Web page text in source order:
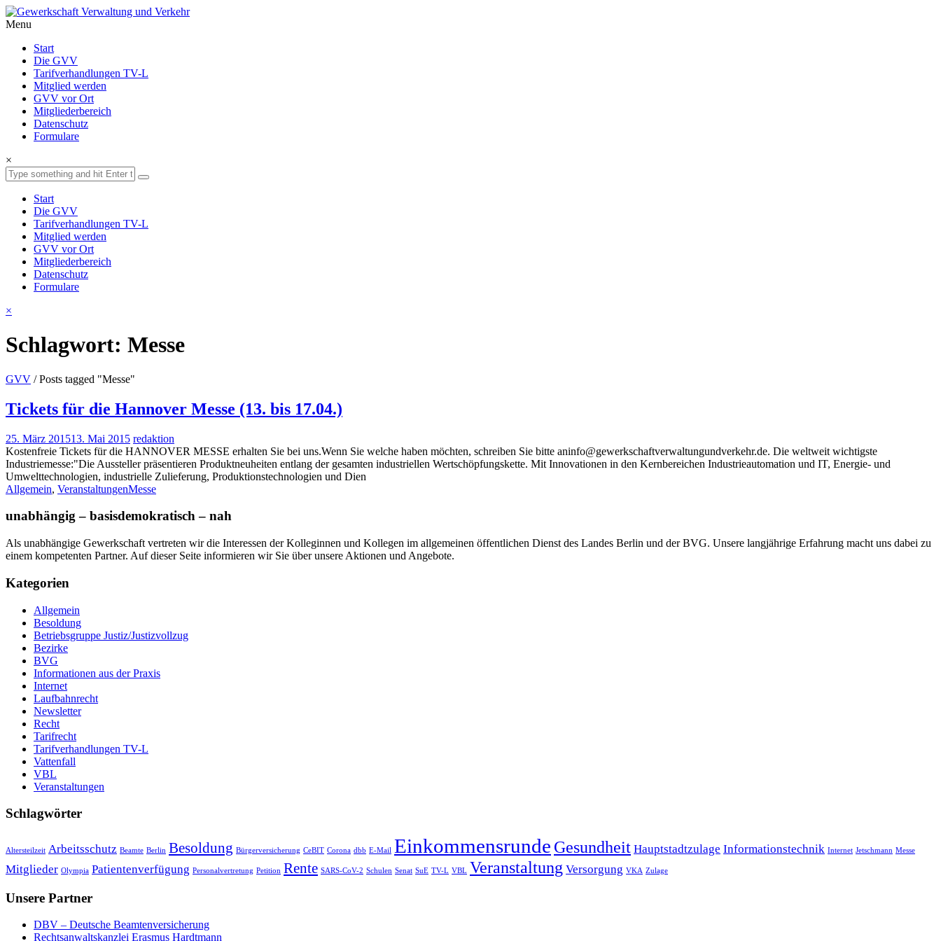
Menu
Start
Die GVV
Tarifverhandlungen TV-L
Mitglied werden
GVV vor Ort
Mitgliederbereich
Datenschutz
Formulare
×
Start
Die GVV
Tarifverhandlungen TV-L
Mitglied werden
GVV vor Ort
Mitgliederbereich
Datenschutz
Formulare
×
Schlagwort: Messe
GVV /Posts tagged "Messe"
Tickets für die Hannover Messe (13. bis 17.04.)
25. März 201513. Mai 2015 redaktion
Kostenfreie Tickets für die HANNOVER MESSE erhalten Sie bei uns.Wenn Sie welche haben möchten, schreiben Sie bitte aninfo@gewerkschaftverwaltungundverkehr.de. Die weltweit wichtigste
Industriemesse:"Die Aussteller präsentieren Produktneuheiten entlang der gesamten industriellen Wertschöpfungskette. Mit Innovationen in den Kernbereichen Industrieautomation und IT, Energie- und
Umwelttechnologien, industrielle Zulieferung, Produktionstechnologien und Dien
Allgemein, VeranstaltungenMesse
unabhängig – basisdemokratisch – nah
Als unabhängige Gewerkschaft vertreten wir die Interessen der Kolleginnen und Kollegen im allgemeinen öffentlichen Dienst des Landes Berlin und der BVG. Unsere langjährige Erfahrung macht uns dabei zu
einem kompetenten Partner. Auf dieser Seite informieren wir Sie über unsere Aktionen und Angebote.
Kategorien
Allgemein
Besoldung
Betriebsgruppe Justiz/Justizvollzug
Bezirke
BVG
Informationen aus der Praxis
Internet
Laufbahnrecht
Newsletter
Recht
Tarifrecht
Tarifverhandlungen TV-L
Vattenfall
VBL
Veranstaltungen
Schlagwörter
Altersteilzeit Arbeitsschutz Beamte Berlin Besoldung Bürgerversicherung CeBIT Corona dbb E-Mail Einkommensrunde Gesundheit Hauptstadtzulage Informationstechnik Internet Jetschmann Messe
Mitglieder Olympia Patientenverfügung Personalvertretung Petition Rente SARS-CoV-2 Schulen Senat SuE TV-L VBL Veranstaltung Versorgung VKA Zulage
Unsere Partner
DBV – Deutsche Beamtenversicherung
Rechtsanwaltskanzlei Erasmus Hardtmann